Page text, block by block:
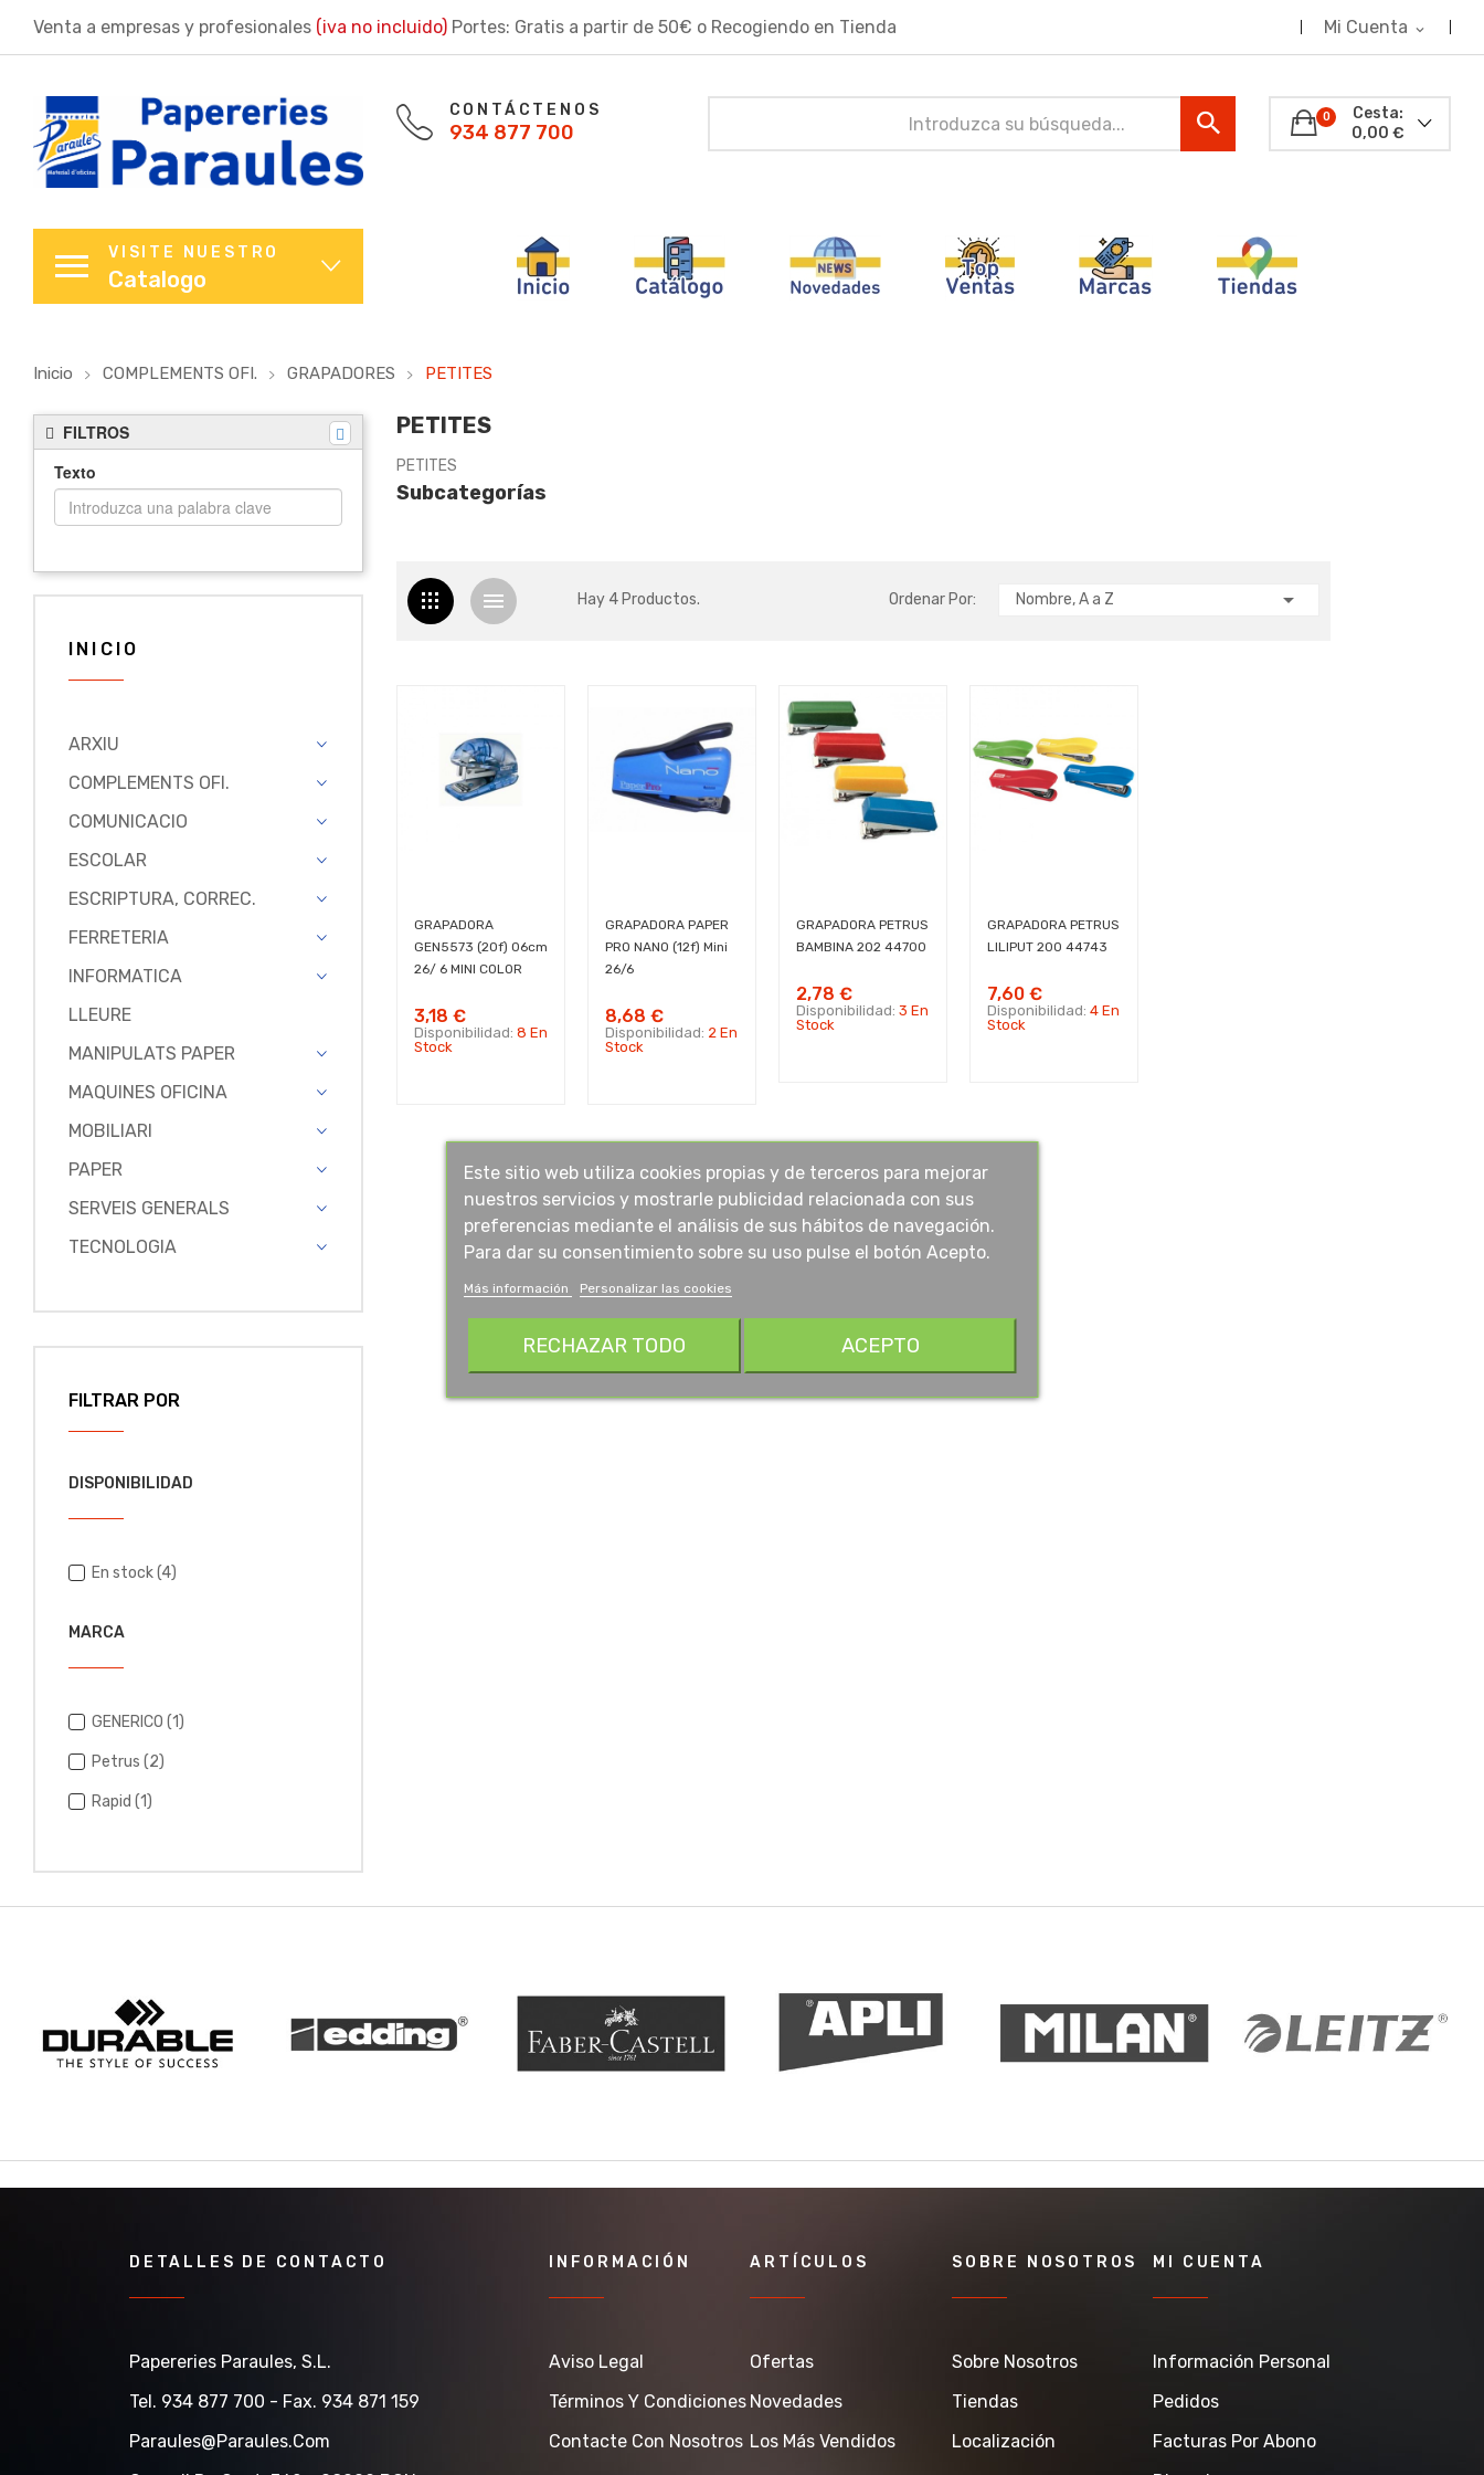
Venta a empresas y profesionales (iva no incluido) Portes: Gratis a partir de 50€ o Recogiendo en Tienda Mi Cuenta expand_more
CONTÁCTENOS
934 877 700
Cesta:
0,00 €
0
VISITE NUESTRO
Catalogo
Inicio COMPLEMENTS OFI. GRAPADORES PETITES
FILTROS
Texto
INICIO
ARXIU
COMPLEMENTS OFI.
COMUNICACIO
ESCOLAR
ESCRIPTURA, CORREC.
FERRETERIA
INFORMATICA
LLEURE
MANIPULATS PAPER
MAQUINES OFICINA
MOBILIARI
PAPER
SERVEIS GENERALS
TECNOLOGIA
FILTRAR POR
DISPONIBILIDAD
En stock(4)
MARCA
GENERICO (1)
Petrus (2)
Rapid (1)
PETITES
PETITES
Subcategorías
Hay 4 Productos. Ordenar Por: Nombre, A a Z 
GRAPADORA
GEN5573 (20f) 06cm
26/ 6 MINI COLOR
3,18 €
Disponibilidad: 8 En
Stock
GRAPADORA PAPER
PRO NANO (12f) Mini
26/6
8,68 €
Disponibilidad: 2 En
Stock
GRAPADORA PETRUS
BAMBINA 202 44700
2,78 €
Disponibilidad: 3 En
Stock
GRAPADORA PETRUS
LILIPUT 200 44743
7,60 €
Disponibilidad:4 En
Stock
DETALLES DE CONTACTO
Papereries Paraules, S.l.
Tel. 934 877 700 - Fax. 934 871 159
Paraules@paraules.com
INFORMACIÓN
Aviso Legal
Términos Y Condiciones
Contacte Con Nosotros
ARTÍCULOS
Ofertas
Novedades
Los Más Vendidos
SOBRE NOSOTROS
Sobre Nosotros
Tiendas
Localización
MI CUENTA
Información Personal
Pedidos
Facturas Por Abono
Este sitio web utiliza cookies propias y de terceros para mejorar
nuestros servicios y mostrarle publicidad relacionada con sus
preferencias mediante el análisis de sus hábitos de navegación.
Para dar su consentimiento sobre su uso pulse el botón Acepto.
Más información Personalizar las cookies
RECHAZAR TODO ACEPTO